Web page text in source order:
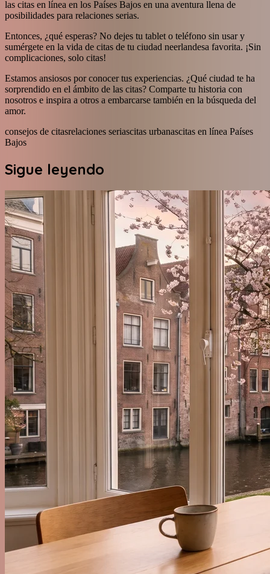
las citas en línea en los Países Bajos en una aventura llena de
posibilidades para relaciones serias.
Entonces, ¿qué esperas? No dejes tu tablet o teléfono sin usar y
sumérgete en la vida de citas de tu ciudad neerlandesa favorita. ¡Sin
complicaciones, solo citas!
Estamos ansiosos por conocer tus experiencias. ¿Qué ciudad te ha
sorprendido en el ámbito de las citas? Comparte tu historia con
nosotros e inspira a otros a embarcarse también en la búsqueda del
amor.
consejos de citasrelaciones seriascitas urbanascitas en línea Países
Bajos
Sigue leyendo